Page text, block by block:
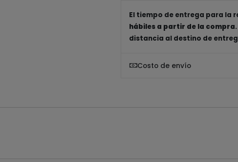
El tiempo de entrega para la
hábiles a partir de la compra
distancia al destino de
Costo de envío